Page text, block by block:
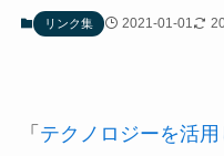
リンク集 2021-01-01
「 テクノロジーを活